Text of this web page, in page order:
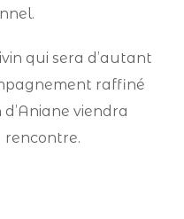
qui sera d’autant
raffiné
viendra
rencontre.